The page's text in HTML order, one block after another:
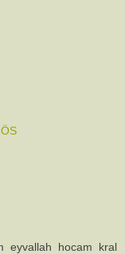
eyvallah hocam kral